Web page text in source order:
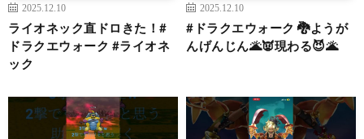
2025.12.10
ライオネック直ドロきた！#
ドラクエウォーク #ライオネ
ック
2025.12.10
#ドラクエウォーク 🐉ようが
んげんじん🌋👿現わる😈🌋